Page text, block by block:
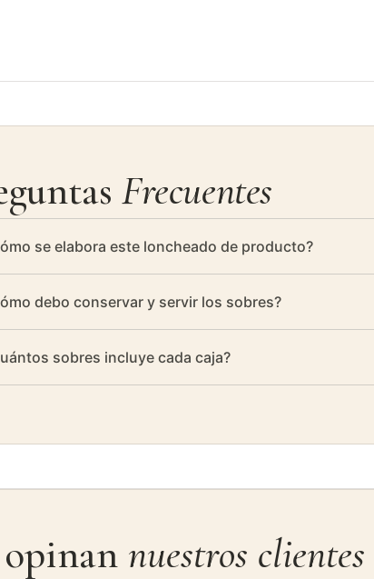
Frecuentes
se elabora este loncheado de producto?
RH Gourmet, el corte lo realizamos de la mano de un
colocación en el sobre, envasado al vacío para mantener
debo conservar y servir los sobres?
en frigorífico entre 2-8°C. Saque los sobres
Una vez abierto, consumir en 2-3 días.
sobres incluye cada caja?
nuestros clientes